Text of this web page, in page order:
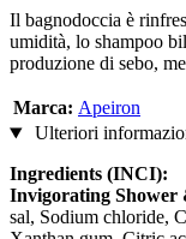
Il bagnodoccia è
umidità, lo shampoo
produzione di sebo,
Marca: Apeiron
Ulteriori
Ingredients (INCI):
Invigorating Shower
sal, Sodium chloride,